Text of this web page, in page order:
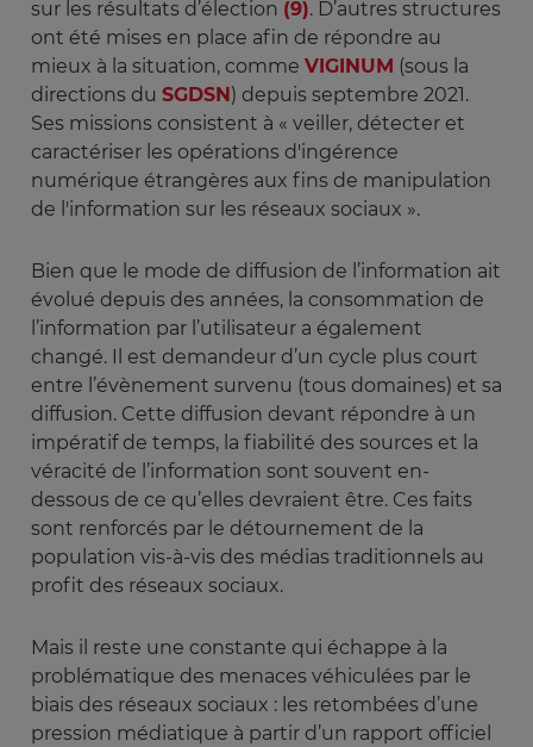
sur les résultats d’élection (9). D’autres structures
ont été mises en place afin de répondre au
mieux à la situation, comme VIGINUM (sous la
directions du SGDSN ) depuis septembre 2021.
Ses missions consistent à « veiller, détecter et
caractériser les opérations d'ingérence
numérique étrangères aux fins de manipulation
de l'information sur les réseaux sociaux ».
Bien que le mode de diffusion de l’information ait
évolué depuis des années, la consommation de
l’information par l’utilisateur a également
changé. Il est demandeur d’un cycle plus court
entre l’évènement survenu (tous domaines) et sa
diffusion. Cette diffusion devant répondre à un
impératif de temps, la fiabilité des sources et la
véracité de l’information sont souvent en-
dessous de ce qu’elles devraient être. Ces faits
sont renforcés par le détournement de la
population vis-à-vis des médias traditionnels au
profit des réseaux sociaux.
Mais il reste une constante qui échappe à la
problématique des menaces véhiculées par le
biais des réseaux sociaux : les retombées d’une
pression médiatique à partir d’un rapport officiel